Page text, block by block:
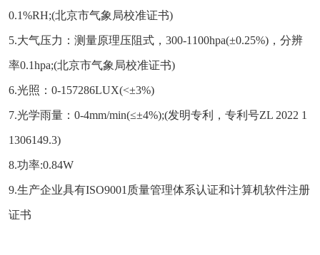
0.1%RH;(北京市气象局校准证书)
5.大气压力：测量原理压阻式，300-1100hpa(±0.25%)，分辨
率0.1hpa;(北京市气象局校准证书)
6.光照：0-157286LUX(<±3%)
7.光学雨量：0-4mm/min(≤±4%);(发明专利，专利号ZL 2022 1
1306149.3)
8.功率:0.84W
9.生产企业具有ISO9001质量管理体系认证和计算机软件注册
证书